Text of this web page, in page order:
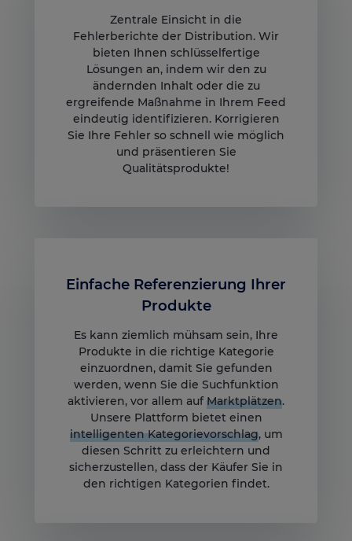
Zentrale Einsicht in die
Fehlerberichte der Distribution. Wir
bieten Ihnen schlüsselfertige
Lösungen an, indem wir den zu
ändernden Inhalt oder die zu
ergreifende Maßnahme in Ihrem Feed
eindeutig identifizieren. Korrigieren
Sie Ihre Fehler so schnell wie möglich
und präsentieren Sie
Qualitätsprodukte!
Einfache Referenzierung Ihrer
Produkte
Es kann ziemlich mühsam sein, Ihre
Produkte in die richtige Kategorie
einzuordnen, damit Sie gefunden
werden, wenn Sie die Suchfunktion
aktivieren, vor allem aufMarktplätzen.
Unsere Plattform bietet einen
intelligenten Kategorievorschlag, um
diesen Schritt zu erleichtern und
sicherzustellen, dass der Käufer Sie in
den richtigen Kategorien findet.